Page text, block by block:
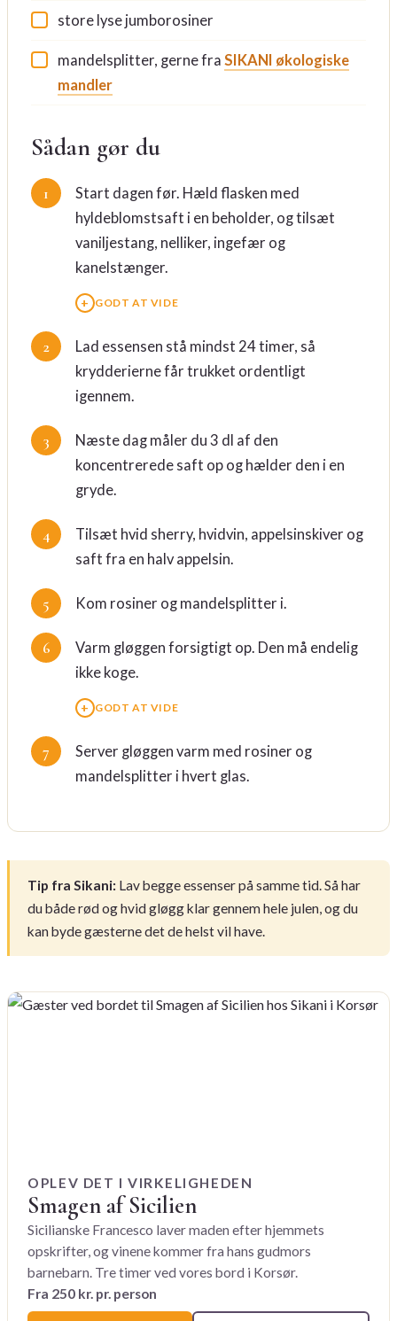
store lyse jumborosiner
mandelsplitter, gerne fra SIKANI økologiske
mandler
Sådan gør du
Start dagen før. Hæld flasken med
hyldeblomstsaft i en beholder, og tilsæt
vaniljestang, nelliker, ingefær og
kanelstænger.
GODT AT VIDE
Lad essensen stå mindst 24 timer, så
krydderierne får trukket ordentligt
igennem.
Næste dag måler du 3 dl af den
koncentrerede saft op og hælder den i en
gryde.
Tilsæt hvid sherry, hvidvin, appelsinskiver og
saft fra en halv appelsin.
Kom rosiner og mandelsplitter i.
Varm gløggen forsigtigt op. Den må endelig
ikke koge.
GODT AT VIDE
Server gløggen varm med rosiner og
mandelsplitter i hvert glas.
Tip fra Sikani: Lav begge essenser på samme tid. Så har
du både rød og hvid gløgg klar gennem hele julen, og du
kan byde gæsterne det de helst vil have.
OPLEV DET I VIRKELIGHEDEN
Smagen af Sicilien
Sicilianske Francesco laver maden efter hjemmets
opskrifter, og vinene kommer fra hans gudmors
barnebarn. Tre timer ved vores bord i Korsør.
Fra 250 kr. pr. person